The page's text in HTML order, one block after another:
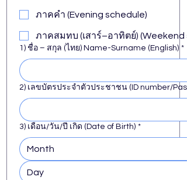
ภาคคำ (Evening schedule)
ภาคสมทบ (เสาร์–อาทิตย์) (Weekend
1) ชื่อ – สกุล (ไทย) Name-Surname (English) *
2) เลขบัตรประจำตัวประชาชน (ID number/
3) เดือน/วัน/ปี เกิด (Date of Birth) *